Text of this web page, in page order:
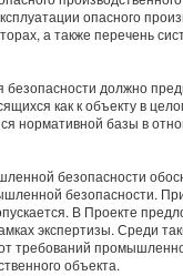
опасного
а также перечень
безопасности должно
как к объекту в
нормативной базы в
безопасности
безопасности.
В Проекте
экспертизы. Среди
требований
объекта.